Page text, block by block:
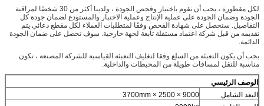
لكل مقطورة ، يجب أن نقوم باختبار وفحص الجودة ، ولدينا أكثر من 30 شخصًا لمراقبة
الجودة وضمان الجودة على عملية الإنتاج وعملية الاختبار والمستودع لضمان جودة كل
التفاصيل. ستحصل على شهادة الفحص وفقًا لمتطلبات العملاء لكل مقطع دعائي يتم
تقديمه من قبل شركة اعتماد مستقلة تابعة لجهة خارجية. سوف تحصل على ضمان الجودة
الدائمة.
يجب أن يكون التعبئة من السلع وفقا لتغليف التعبئة القياسية للشركة المصنعة ، تكون
مناسبة للنقل لمسافات طويلة من المحيطات والداخلية.
الوصف الرئيسي
البعد الشامل
9000 × 2500 × 3700mm